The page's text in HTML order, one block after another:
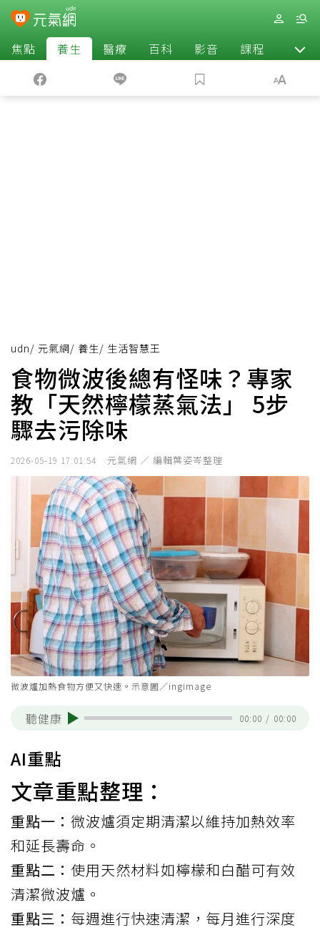
焦點 養生 醫療 百科 影音 課程 退休
udn/ 元氣網/ 養生/ 生活智慧王
食物微波後總有怪味？專家
教「天然檸檬蒸氣法」 5步
驟去污除味
2026-05-19 17:01:54 元氣網 ／ 編輯葉姿岑整理
微波爐加熱食物方便又快速。示意圖／ingimage
聽健康 00:00 / 00:00
AI重點
文章重點整理：
重點一： 微波爐須定期清潔以維持加熱效率
和延長壽命。
重點二： 使用天然材料如檸檬和白醋可有效
清潔微波爐。
重點三： 每週進行快速清潔，每月進行深度